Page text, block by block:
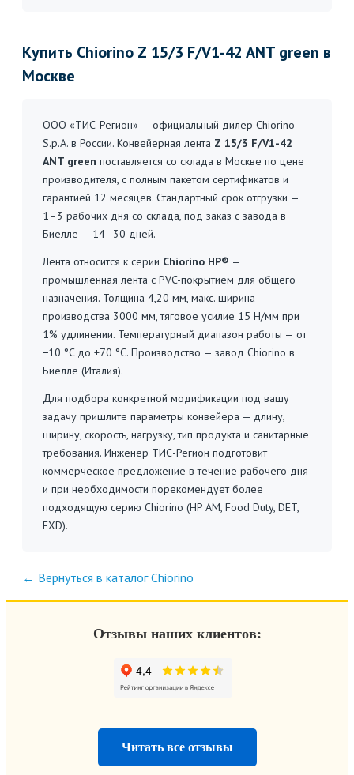
Купить Chiorino Z 15/3 F/V1-42 ANT green в
Москве
ООО «ТИС-Регион» — официальный дилер Chiorino
S.p.A. в России. Конвейерная лента Z 15/3 F/V1-42
ANT green поставляется со склада в Москве по цене
производителя, с полным пакетом сертификатов и
гарантией 12 месяцев. Стандартный срок отгрузки —
1–3 рабочих дня со склада, под заказ с завода в
Биелле — 14–30 дней.
Лента относится к серии Chiorino HP® —
промышленная лента с PVC-покрытием для общего
назначения. Толщина 4,20 мм, макс. ширина
производства 3000 мм, тяговое усилие 15 Н/мм при
1% удлинении. Температурный диапазон работы — от
−10 °C до +70 °C. Производство — завод Chiorino в
Биелле (Италия).
Для подбора конкретной модификации под вашу
задачу пришлите параметры конвейера — длину,
ширину, скорость, нагрузку, тип продукта и санитарные
требования. Инженер ТИС-Регион подготовит
коммерческое предложение в течение рабочего дня
и при необходимости порекомендует более
подходящую серию Chiorino (HP AM, Food Duty, DET,
FXD).
← Вернуться в каталог Chiorino
Отзывы наших клиентов:
Читать все отзывы